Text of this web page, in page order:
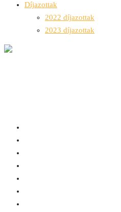
Díjazottak
2022 díjazottak
2023 díjazottak